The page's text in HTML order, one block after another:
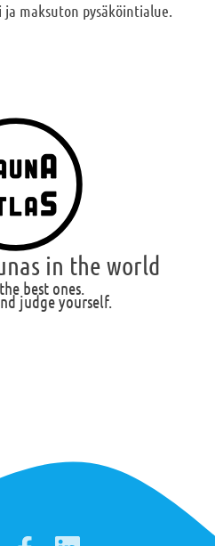
maksuton pysäköintialue.
in the world
best ones.
judge yourself.